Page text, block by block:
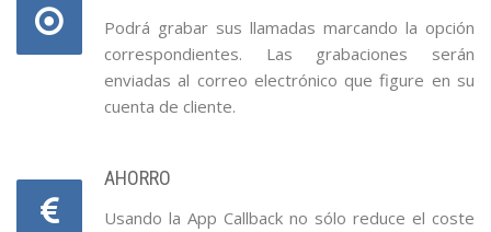
Podrá grabar sus llamadas marcando la opción
correspondientes. Las grabaciones serán
enviadas al correo electrónico que figure en su
cuenta de cliente.
AHORRO
Usando la App Callback no sólo reduce el coste